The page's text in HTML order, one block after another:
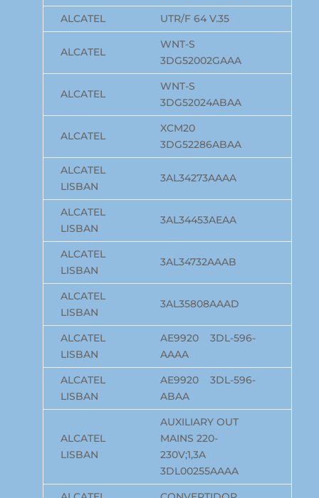
ALCATEL
UTR/F 64 V.35
ALCATEL
WNT-S
3DG52002GAAA
ALCATEL
WNT-S
3DG52024ABAA
ALCATEL
XCM20
3DG52286ABAA
ALCATEL
LISBAN
3AL34273AAAA
ALCATEL
LISBAN
3AL34453AEAA
ALCATEL
LISBAN
3AL34732AAAB
ALCATEL
LISBAN
3AL35808AAAD
ALCATEL
LISBAN
AE9920 3DL-596-
AAAA
ALCATEL
LISBAN
AE9920 3DL-596-
ABAA
ALCATEL
LISBAN
AUXILIARY OUT
MAINS 220-
230V;1,3A
3DL00255AAAA